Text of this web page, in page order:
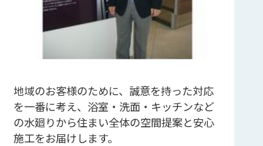
地域のお客様のために、誠意を持った対応
を一番に考え、浴室・洗面・キッチンなど
の水廻りから住まい全体の空間提案と安心
施工をお届けします。